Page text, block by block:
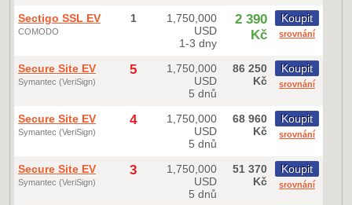
Sectigo SSL EV
COMODO
1
1,750,000
USD
1-3 dny
2 390
Kč
Koupit
srovnání
Secure Site EV
Symantec (VeriSign)
5
1,750,000
USD
5 dnů
86 250
Kč
Koupit
srovnání
Secure Site EV
Symantec (VeriSign)
4
1,750,000
USD
5 dnů
68 960
Kč
Koupit
srovnání
Secure Site EV
Symantec (VeriSign)
3
1,750,000
USD
5 dnů
51 370
Kč
Koupit
srovnání